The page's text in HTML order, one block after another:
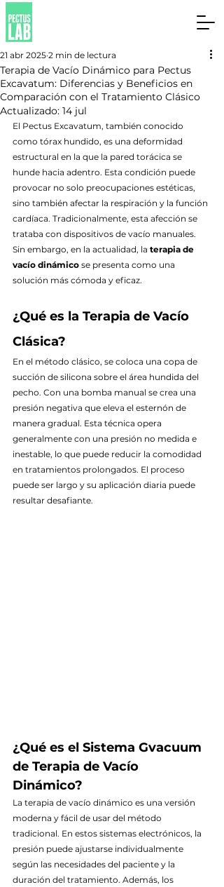
Terapia de Vacío Dinámico para Pectus
Excavatum: Diferencias y Beneficios en
Comparación con el Tratamiento Clásico
21 abr 2025 2 min de lectura
Actualizado: 14 jul
El Pectus Excavatum, también conocido
como tórax hundido, es una deformidad
estructural en la que la pared torácica se
hunde hacia adentro. Esta condición puede
provocar no solo preocupaciones estéticas,
sino también afectar la respiración y la función
cardíaca. Tradicionalmente, esta afección se
trataba con dispositivos de vacío manuales.
Sin embargo, en la actualidad, la terapia de
vacío dinámico se presenta como una
solución más cómoda y eficaz.
¿Qué es la Terapia de Vacío
Clásica?
En el método clásico, se coloca una copa de
succión de silicona sobre el área hundida del
pecho. Con una bomba manual se crea una
presión negativa que eleva el esternón de
manera gradual. Esta técnica opera
generalmente con una presión no medida e
inestable, lo que puede reducir la comodidad
en tratamientos prolongados. El proceso
puede ser largo y su aplicación diaria puede
resultar desafiante.
¿Qué es el Sistema Gvacuum
de Terapia de Vacío
Dinámico?
La terapia de vacío dinámico es una versión
moderna y fácil de usar del método
tradicional. En estos sistemas electrónicos, la
presión puede ajustarse individualmente
según las necesidades del paciente y la
duración del tratamiento. Además, los